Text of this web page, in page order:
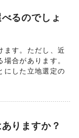
るのでしょ
ます。ただし、近
合があります。
にした立地選定の
りますか？